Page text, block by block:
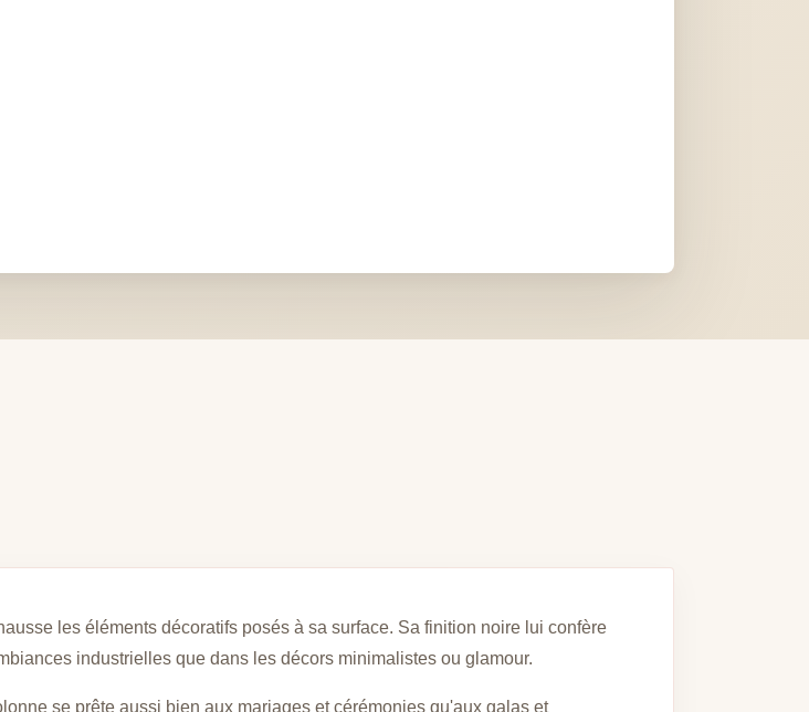
les éléments décoratifs posés à sa surface. Sa finition noire lui confère
industrielles que dans les décors minimalistes ou glamour.
se prête aussi bien aux mariages et cérémonies qu'aux galas et